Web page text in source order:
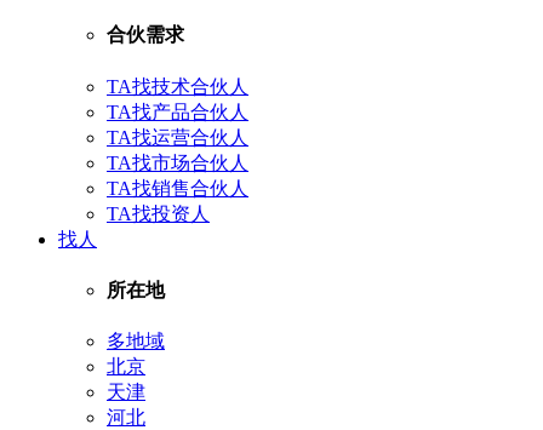
合伙需求
TA找技术合伙人
TA找产品合伙人
TA找运营合伙人
TA找市场合伙人
TA找销售合伙人
TA找投资人
找人
所在地
多地域
北京
天津
河北